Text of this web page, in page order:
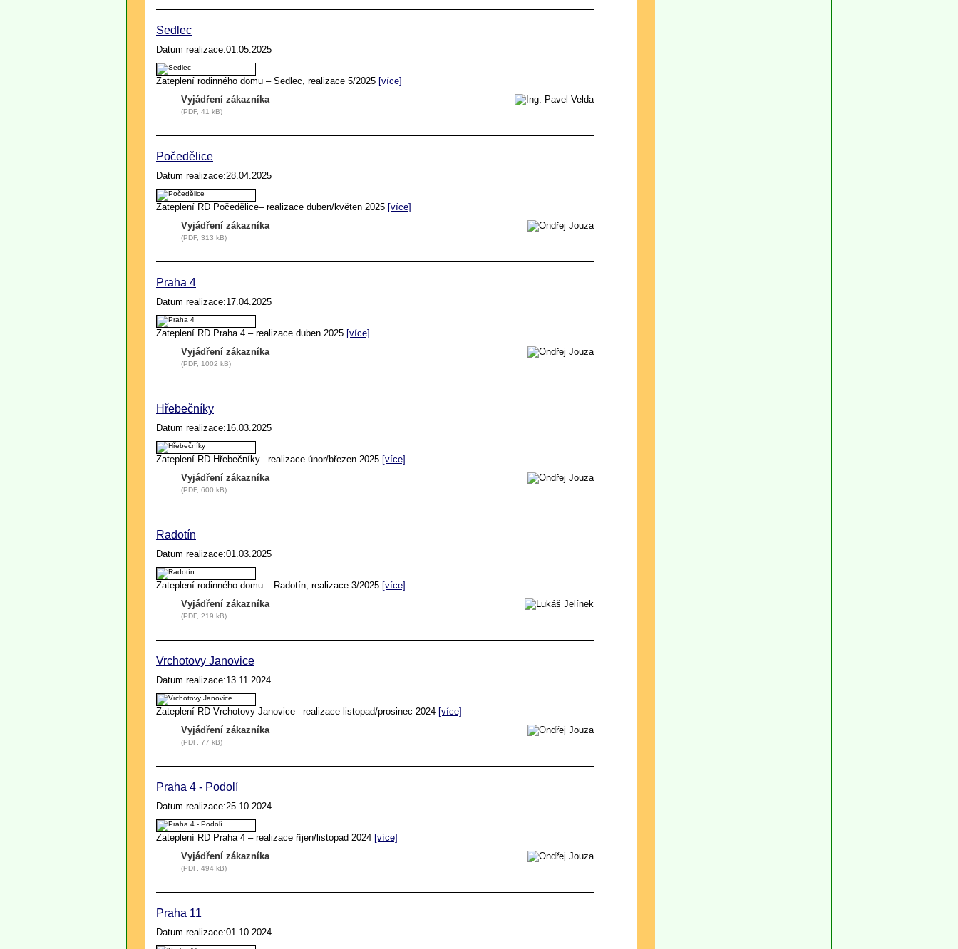
Sedlec
Datum realizace:01.05.2025
Zateplení rodinného domu – Sedlec, realizace 5/2025 [více]
Vyjádření zákazníka
(PDF, 41 kB)
Počedělice
Datum realizace:28.04.2025
Zateplení RD Počedělice– realizace duben/květen 2025 [více]
Vyjádření zákazníka
(PDF, 313 kB)
Praha 4
Datum realizace:17.04.2025
Zateplení RD Praha 4 – realizace duben 2025 [více]
Vyjádření zákazníka
(PDF, 1002 kB)
Hřebečníky
Datum realizace:16.03.2025
Zateplení RD Hřebečníky– realizace únor/březen 2025 [více]
Vyjádření zákazníka
(PDF, 600 kB)
Radotín
Datum realizace:01.03.2025
Zateplení rodinného domu – Radotín, realizace 3/2025 [více]
Vyjádření zákazníka
(PDF, 219 kB)
Vrchotovy Janovice
Datum realizace:13.11.2024
Zateplení RD Vrchotovy Janovice– realizace listopad/prosinec 2024 [více]
Vyjádření zákazníka
(PDF, 77 kB)
Praha 4 - Podolí
Datum realizace:25.10.2024
Zateplení RD Praha 4 – realizace říjen/listopad 2024 [více]
Vyjádření zákazníka
(PDF, 494 kB)
Praha 11
Datum realizace:01.10.2024